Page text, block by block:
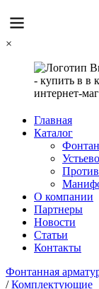
×
Главная
Каталог
О компании
Партнеры
Новости
Статьи
Контакты
Фонтанная
/Комплектующие